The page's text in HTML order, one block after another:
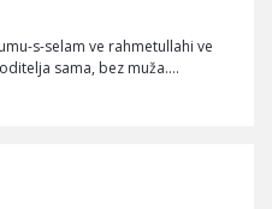
s-selam ve rahmetullahi ve
sama, bez muža.…